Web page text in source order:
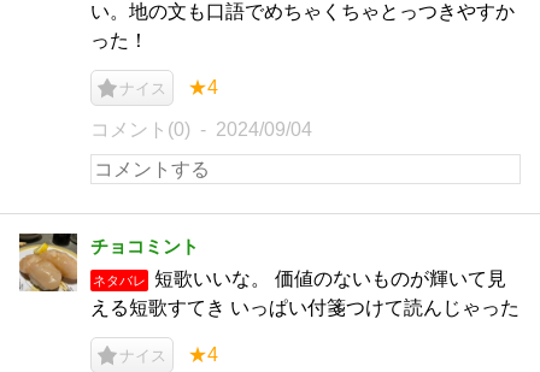
い。地の文も口語でめちゃくちゃとっつきやすか
った！
ナイス ★4
コメント(0) 2024/09/04
チョコミント
ネタバレ
短歌いいな。 価値のないものが輝いて見
える短歌すてき いっぱい付箋つけて読んじゃった
ナイス ★4